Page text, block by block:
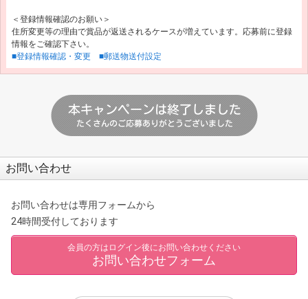
＜登録情報確認のお願い＞
住所変更等の理由で賞品が返送されるケースが増えています。応募前に登録
情報をご確認下さい。
■登録情報確認・変更
■郵送物送付設定
お問い合わせ
お問い合わせは専用フォームから
24時間受付しております
会員の方はログイン後にお問い合わせください
お問い合わせフォーム